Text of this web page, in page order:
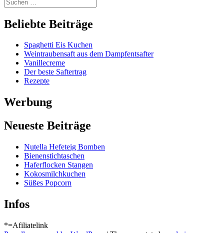
Beliebte Beiträge
Spaghetti Eis Kuchen
Weintraubensaft aus dem Dampfentsafter
Vanillecreme
Der beste Saftertrag
Rezepte
Werbung
Neueste Beiträge
Nutella Hefeteig Bomben
Bienenstichtaschen
Haferflocken Stangen
Kokosmilchkuchen
Süßes Popcorn
Infos
*=Afiliatelink